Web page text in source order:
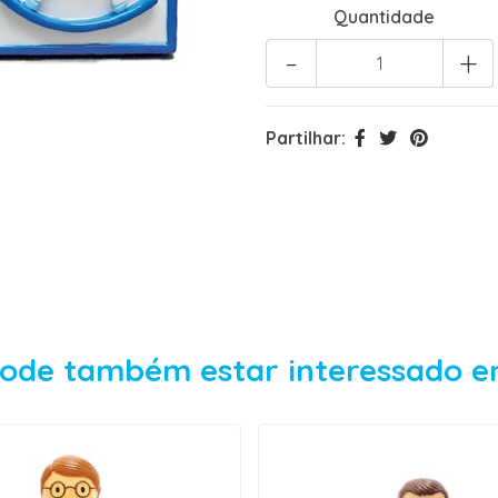
Quantidade
+
-
Partilhar:
também estar interessado